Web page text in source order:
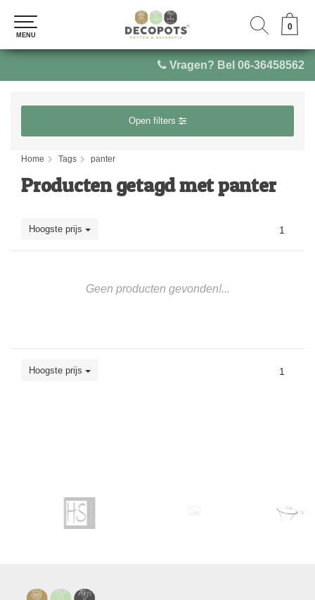
Vragen? Bel 06-36458562
0
MENU
0
MENU
Open filters
Home Tags panter
Producten getagd met panter
Hoogste prijs 1
Geen producten gevonden!...
Hoogste prijs 1